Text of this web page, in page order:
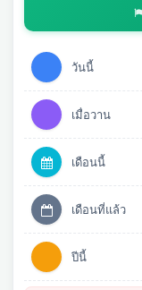
วันนี้
เมื่อวาน
เดือนนี้
เดือนที่แล้ว
ปีนี้